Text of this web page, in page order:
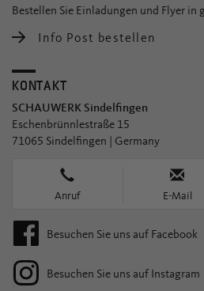
Bestellen Sie Einladungen und Flyer in
Info Post bestellen
KONTAKT
SCHAUWERK Sindelfingen
Eschenbrünnlestraße 15
71065 Sindelfingen | Germany
Anruf E-Mail
Besuchen Sie uns auf Facebook
Besuchen Sie uns auf Instagram